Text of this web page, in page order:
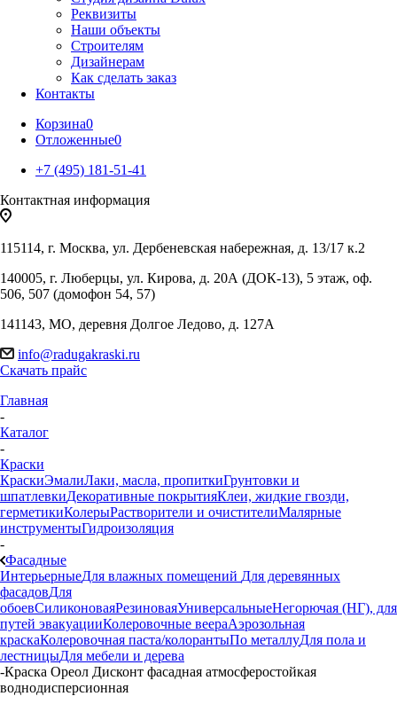
Реквизиты
Наши объекты
Строителям
Дизайнерам
Как сделать заказ
Контакты
Корзина0
Отложенные0
+7 (495) 181-51-41
Контактная информация
115114, г. Москва, ул. Дербеневская набережная, д. 13/17 к.2
140005, г. Люберцы, ул. Кирова, д. 20А (ДОК-13), 5 этаж, оф.
506, 507 (домофон 54, 57)
141143, МО, деревня Долгое Ледово, д. 127А
info@radugakraski.ru
Скачать прайс
Главная
-
Каталог
-
Краски
КраскиЭмалиЛаки, масла, пропиткиГрунтовки и
шпатлевкиДекоративные покрытияКлеи, жидкие гвозди,
герметикиКолерыРастворители и очистителиМалярные
инструментыГидроизоляция
-
Фасадные
ИнтерьерныеДля влажных помещений Для деревянных
фасадовДля
обоевСиликоноваяРезиноваяУниверсальныеНегорючая (НГ), для
путей эвакуацииКолеровочные веераАэрозольная
краскаКолеровочная паста/колорантыПо металлуДля пола и
лестницыДля мебели и дерева
-Краска Ореол Дисконт фасадная атмосферостойкая
воднодисперсионная